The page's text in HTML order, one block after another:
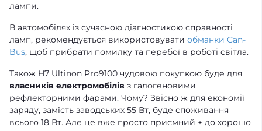
лампи.
В автомобілях із сучасною діагностикою справності
ламп, рекомендується використовувати обманки Can-
Bus, щоб прибрати помилку та перебої в роботі світла.
Також H7 Ultinon Pro9100 чудовою покупкою буде для
власників електромобілів з галогеновими
рефлекторними фарами. Чому? Звісно ж для економії
заряду, замість заводських 55 Вт, буде споживання
всього 18 Вт. Але це вже просто приємний + до хорошо